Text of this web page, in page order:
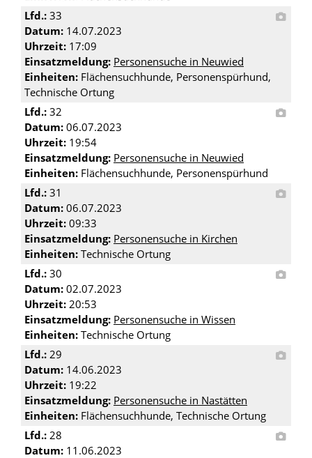
Lfd.: 33
Datum: 14.07.2023
Uhrzeit: 17:09
Einsatzmeldung: Personensuche in Neuwied
Einheiten: Flächensuchhunde, Personenspürhund,
Technische Ortung
Lfd.: 32
Datum: 06.07.2023
Uhrzeit: 19:54
Einsatzmeldung: Personensuche in Neuwied
Einheiten: Flächensuchhunde, Personenspürhund
Lfd.: 31
Datum: 06.07.2023
Uhrzeit: 09:33
Einsatzmeldung: Personensuche in Kirchen
Einheiten: Technische Ortung
Lfd.: 30
Datum: 02.07.2023
Uhrzeit: 20:53
Einsatzmeldung: Personensuche in Wissen
Einheiten: Technische Ortung
Lfd.: 29
Datum: 14.06.2023
Uhrzeit: 19:22
Einsatzmeldung: Personensuche in Nastätten
Einheiten: Flächensuchhunde, Technische Ortung
Lfd.: 28
Datum: 11.06.2023